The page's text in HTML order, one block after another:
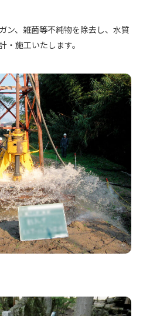
ン、雑菌等不純物を除去し、水質
施工いたします。